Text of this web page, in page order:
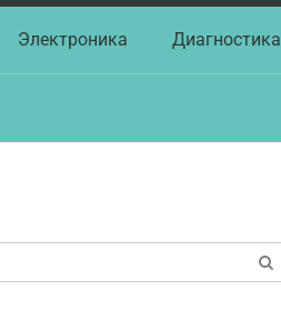
Электроника Диагностика